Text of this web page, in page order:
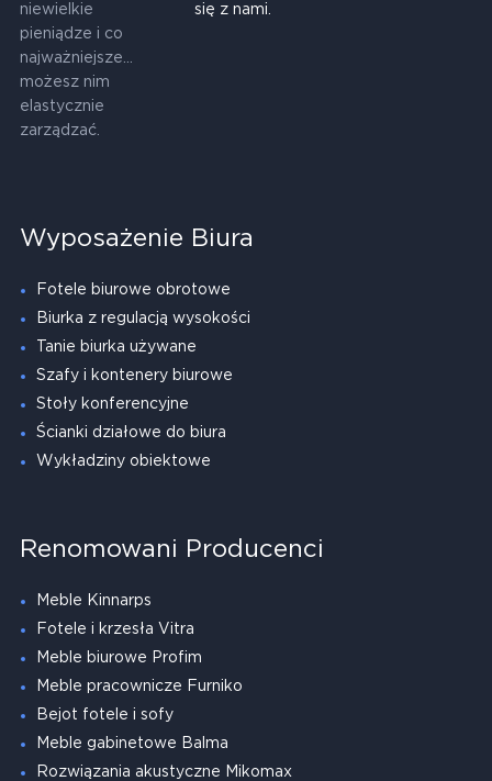
niewielkie
pieniądze i co
najważniejsze...
możesz nim
elastycznie
zarządzać.
się z nami.
Wyposażenie Biura
Fotele biurowe obrotowe
Biurka z regulacją wysokości
Tanie biurka używane
Szafy i kontenery biurowe
Stoły konferencyjne
Ścianki działowe do biura
Wykładziny obiektowe
Renomowani Producenci
Meble Kinnarps
Fotele i krzesła Vitra
Meble biurowe Profim
Meble pracownicze Furniko
Bejot fotele i sofy
Meble gabinetowe Balma
Rozwiązania akustyczne Mikomax